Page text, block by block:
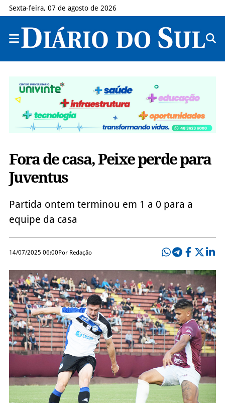
Sexta-feira, 07 de agosto de 2026
Fora de casa, Peixe perde para
Juventus
Partida ontem terminou em 1 a 0 para a
equipe da casa
14/07/2025 06:00Por Redação